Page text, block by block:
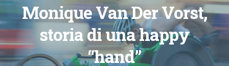
Monique Van Der Vorst,
storia di una happy
“hand”